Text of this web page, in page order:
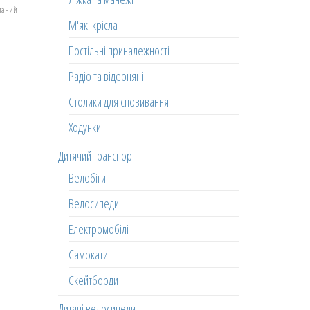
М'які крісла
Постільні приналежності
Радіо та відеоняні
Столики для сповивання
Ходунки
Дитячий транспорт
Велобіги
Велосипеди
Електромобілі
Самокати
Скейтборди